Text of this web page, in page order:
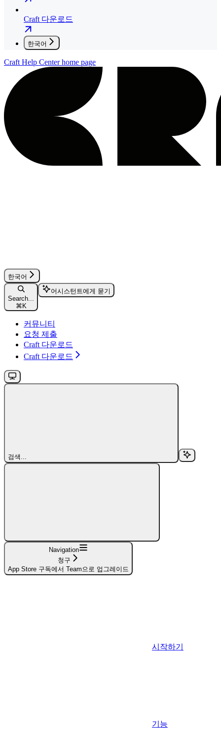
Craft 다운로드
한국어
Craft Help Centerhome page
한국어
Search...
⌘K
어시스턴트에게 묻기
커뮤니티
요청 제출
Craft 다운로드
Craft 다운로드
검색...
Navigation
청구
App Store 구독에서 Team으로 업그레이드
시작하기
기능